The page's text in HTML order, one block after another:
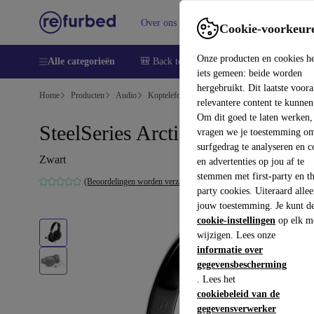
Cookie-
Onze producten en cookies
iets gemeen: beide worden
hergebruikt. Dit laatste
relevantere content te
Om dit goed te laten werken,
vragen we je toestemming
surfgedrag te analyseren en
en advertenties op jou af te
stemmen met first-party en
party cookies. Uiteraard
jouw toestemming. Je kunt
cookie-instellingen op elk
wijzigen. Lees onze
informatie over
gegevensbescherming
. Lees het
cookiebeleid van de
gegevensverwerker
Over ons Verkopen Support
Alle categorieën 🎒 Back to school Smartphones
Home Producten Audio Koptelefoons
SteelSeries Arctis 1
Zwart
(Beoordelingen worden verzameld)